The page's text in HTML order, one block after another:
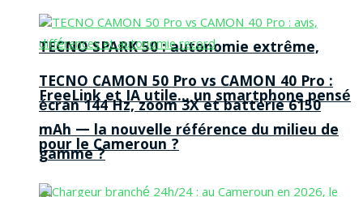
TECNO SPARK 50 : autonomie extrême,
FreeLink et IA utile… un smartphone pensé
pour le Cameroun ?
TECNO CAMON 50 Pro vs CAMON 40 Pro :
écran 144 Hz, zoom 3X et batterie 6150
mAh — la nouvelle référence du milieu de
gamme ?